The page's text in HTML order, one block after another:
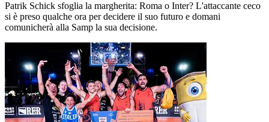
Patrik Schick sfoglia la margherita: Roma o Inter? L'attaccante ceco
si è preso qualche ora per decidere il suo futuro e domani
comunicherà alla Samp la sua decisione.